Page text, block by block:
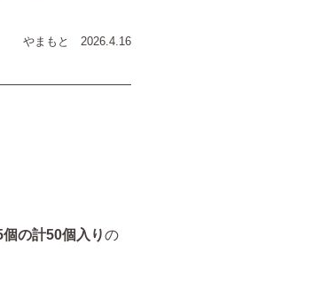
やまもと 2026.4.16
の計50個入りの